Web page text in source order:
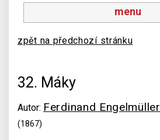
menu
zpět na předchozí stránku
32. Máky
Autor: Ferdinand Engelmüller
(1867)